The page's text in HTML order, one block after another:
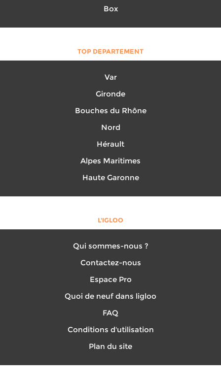
Box
TOP DEPARTEMENT
Var
Gironde
Bouches du Rhône
Nord
Hérault
Alpes Maritimes
Haute Garonne
L'IGLOO
Qui sommes-nous ?
Contactez-nous
Espace Pro
Quoi de neuf dans ligloo
FAQ
Conditions d'utilisation
Plan du site